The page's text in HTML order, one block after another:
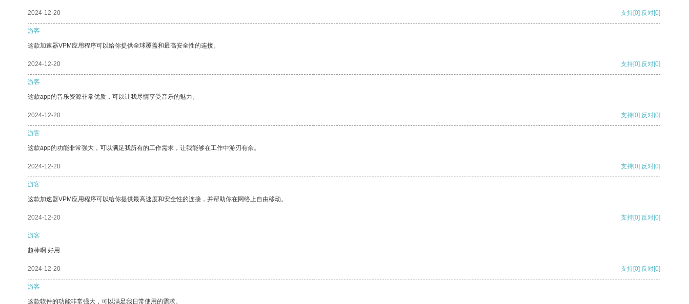
2024-12-20 支持[0] 反对[0]
游客
这款加速器VPM应用程序可以给你提供全球覆盖和最高安全性的连接。
2024-12-20 支持[0] 反对[0]
游客
这款app的音乐资源非常优质，可以让我尽情享受音乐的魅力。
2024-12-20 支持[0] 反对[0]
游客
这款app的功能非常强大，可以满足我所有的工作需求，让我能够在工作中游刃有余。
2024-12-20 支持[0] 反对[0]
游客
这款加速器VPM应用程序可以给你提供最高速度和安全性的连接，并帮助你在网络上自由移动。
2024-12-20 支持[0] 反对[0]
游客
超棒啊 好用
2024-12-20 支持[0] 反对[0]
游客
这款软件的功能非常强大，可以满足我日常使用的需求。